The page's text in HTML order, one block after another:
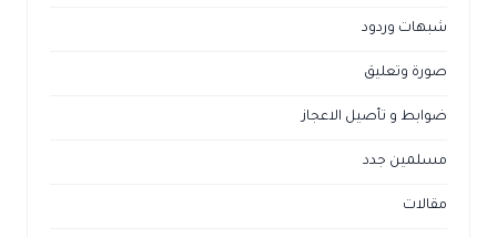
شبهات وردود
صورة وتعليق
ضوابط و تأصيل الاعجاز
مسلمين جدد
مقالات